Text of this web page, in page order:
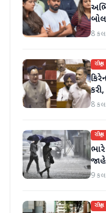
8
રાષ્ટ્રીય
કરી
8
રાષ્ટ્રીય
9
રાષ્ટ્રીય